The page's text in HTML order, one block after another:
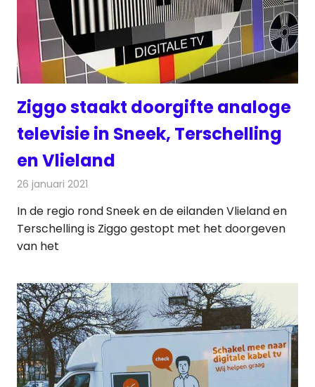
Ziggo staakt doorgifte analoge
televisie in Sneek, Terschelling
en Vlieland
26 januari 2021
In de regio rond Sneek en de eilanden Vlieland en
Terschelling is Ziggo gestopt met het doorgeven
van het